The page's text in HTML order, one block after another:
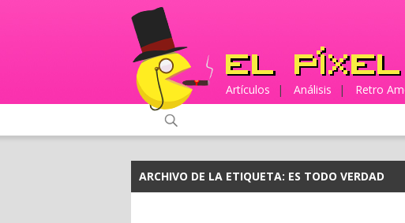
Artículos | Análisis | Retro
ARCHIVO DE LA ETIQUETA: ES TODO VERDAD